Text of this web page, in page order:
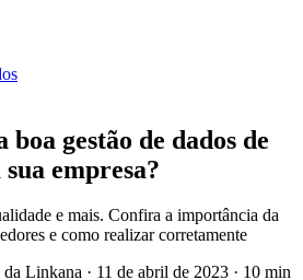
gestão de dados de
empresa?
e mais. Confira a importância da
e como realizar corretamente
Linkana · 11 de abril de 2023 · 10 min